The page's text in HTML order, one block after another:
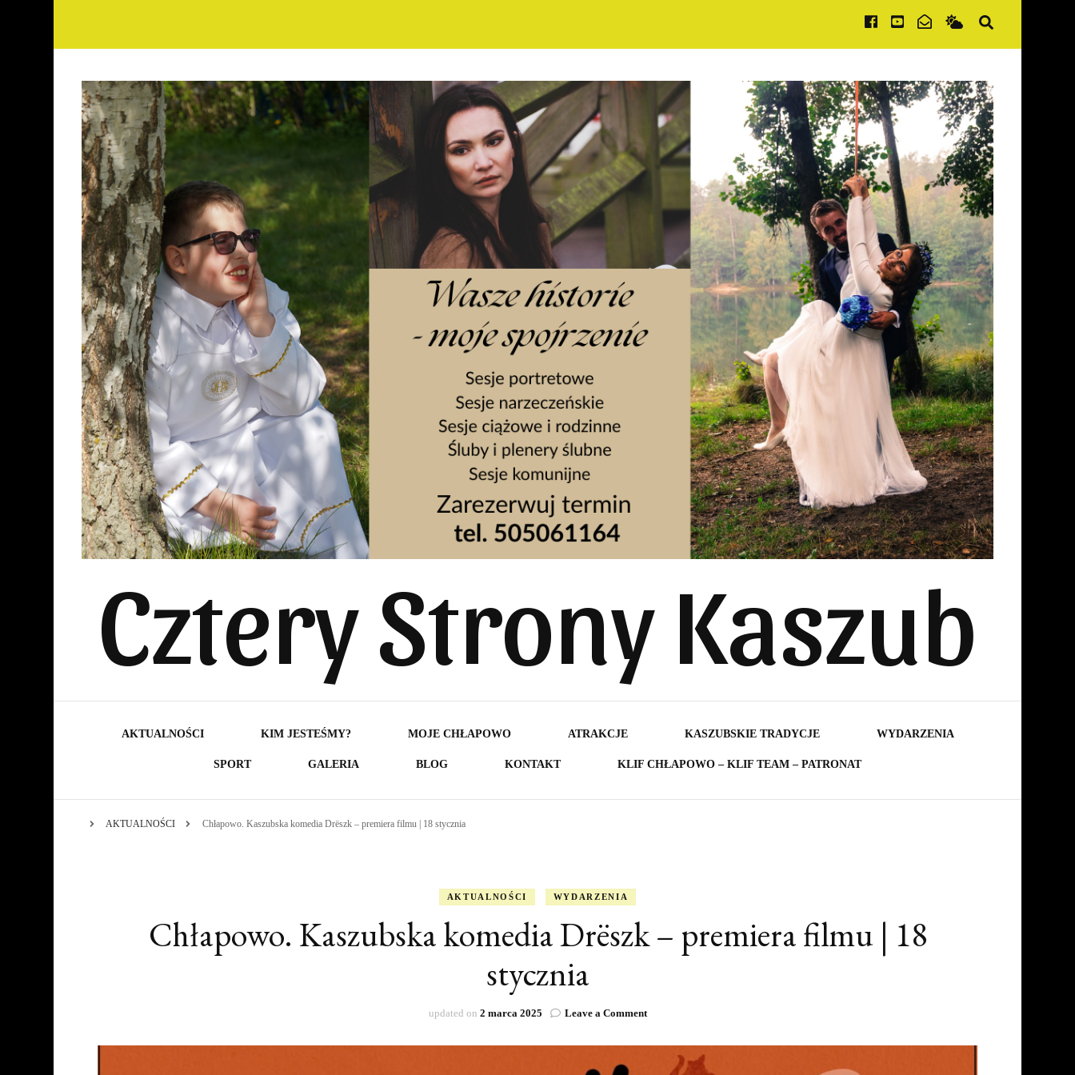
Cztery Strony Kaszub
AKTUALNOŚCI KIM JESTEŚMY? MOJE CHŁAPOWO ATRAKCJE KASZUBSKIE TRADYCJE WYDARZENIA
SPORT GALERIA BLOG KONTAKT KLIF CHŁAPOWO – KLIF TEAM – PATRONAT
AKTUALNOŚCI Chłapowo. Kaszubska komedia Drëszk – premiera filmu | 18 stycznia
AKTUALNOŚCI WYDARZENIA
Chłapowo. Kaszubska komedia Drëszk – premiera filmu | 18
stycznia
updated on 2 marca 2025 Leave a Commenton
Kaszubska
komedia